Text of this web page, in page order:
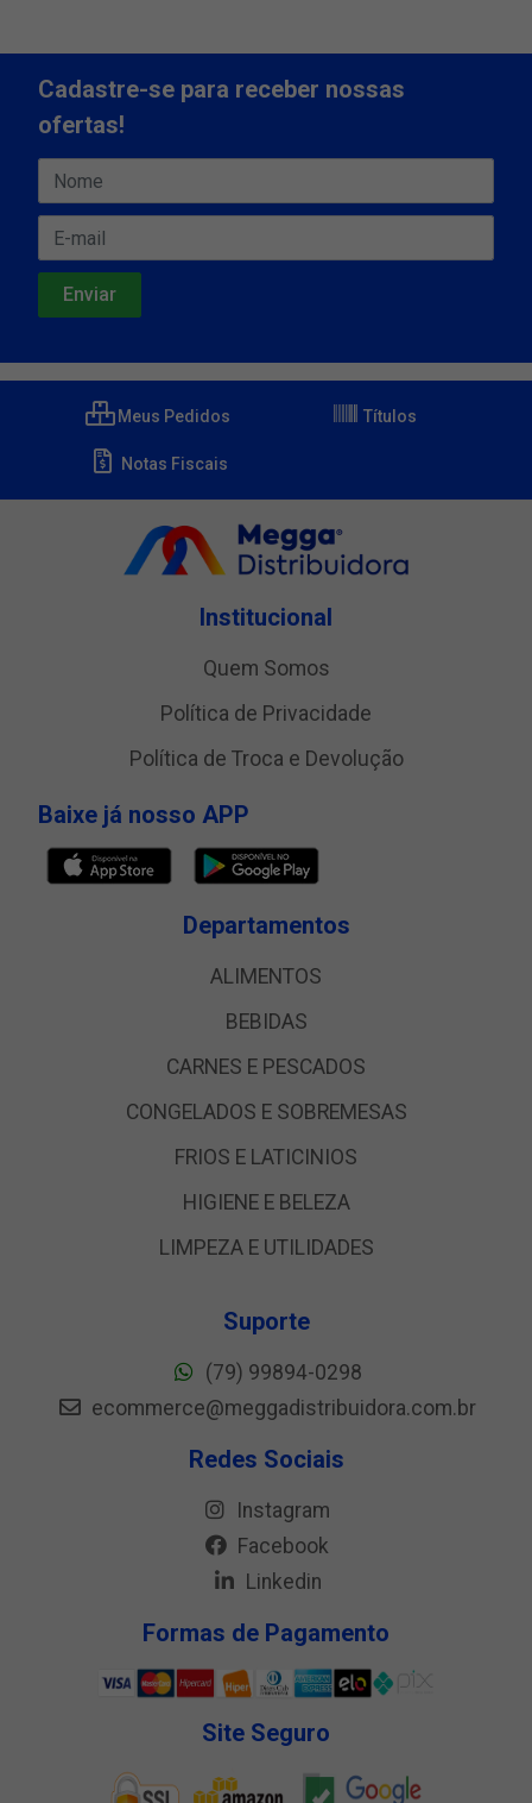
Cadastre-se para receber nossas
ofertas!
Meus Pedidos Títulos
Notas Fiscais
Institucional
Quem Somos
Política de Privacidade
Política de Troca e Devolução
Baixe já nosso APP
Departamentos
ALIMENTOS
BEBIDAS
CARNES E PESCADOS
CONGELADOS E SOBREMESAS
FRIOS E LATICINIOS
HIGIENE E BELEZA
LIMPEZA E UTILIDADES
Suporte
(79) 99894-0298
ecommerce@meggadistribuidora.com.br
Redes Sociais
Instagram
Facebook
Linkedin
Formas de Pagamento
Site Seguro